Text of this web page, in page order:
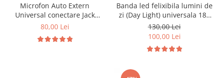
Microfon Auto Extern
Universal conectare Jack
3.5mm
80,00 Lei
Banda led felixibila lumini de
zi (Day Light) universala 180
cm
130,00 Lei
100,00 Lei